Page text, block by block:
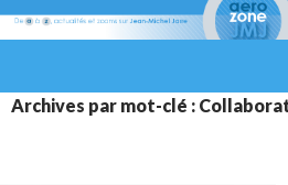
AU
Archives par mot-clé :